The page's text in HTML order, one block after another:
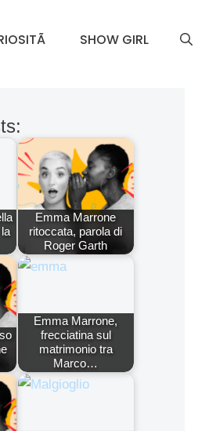
SHOW GIRL
Emma Marrone
ritoccata, parola di
Roger Garth
Emma Marrone,
frecciatina sul
matrimonio tra
Marco…